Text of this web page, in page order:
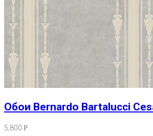
Обои Bernardo Bartalucci
5,800 Р